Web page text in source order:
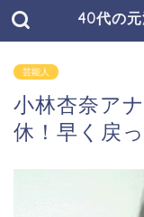
40代の
芸能人
小林杏奈ア
休！早く戻